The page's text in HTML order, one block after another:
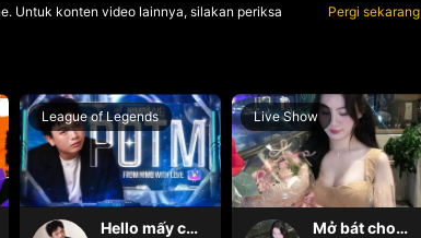
Untuk konten video lainnya, silakan periksa
Pergi sekarang
League of Legends
Hello mấy cục Zàng nhaaa
Live Show
Mở bát cho iêm đi😚